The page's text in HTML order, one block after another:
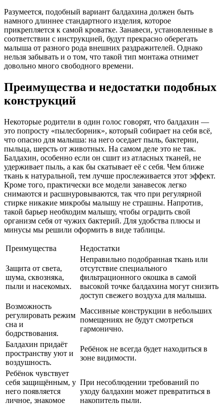
Разумеется, подобный вариант балдахина должен быть
намного длиннее стандартного изделия, которое
прикрепляется к самой кроватке. Занавеси, установленные в
соответствии с инструкцией, будут прекрасно оберегать
малыша от разного рода внешних раздражителей. Однако
нельзя забывать и о том, что такой тип монтажа отнимет
довольно много свободного времени.
Преимущества и недостатки подобных
конструкций
Некоторые родители в один голос говорят, что балдахин —
это попросту «пылесборник», который собирает на себя всё,
что опасно для малыша: на него оседает пыль, бактерии,
пыльца, шерсть от животных. На самом деле это не так.
Балдахин, особенно если он сшит из атласных тканей, не
удерживает пыль, а как бы скатывает её с себя. Чем ближе
ткань к натуральной, тем лучше прослеживается этот эффект.
Кроме того, практически все модели занавесок легко
снимаются и расшнуровываются, так что при регулярной
стирке никакие микробы малышу не страшны. Напротив,
такой барьер необходим малышу, чтобы оградить свой
организм себя от чужих бактерий. Для удобства плюсы и
минусы мы решили оформить в виде таблицы.
Преимущества Недостатки
Защита от света,
шума, сквозняка,
пыли и насекомых.
Неправильно подобранная ткань или
отсутствие специального
фильтрационного окошка в самой
высокой точке балдахина могут снизить
доступ свежего воздуха для малыша.
Возможность
регулировать режим
сна и
бодрствования.
Массивные конструкции в небольших
помещениях не будут смотреться
гармонично.
Балдахин придаёт
пространству уют и
воздушность.
Ребёнок не всегда будет находиться в
зоне видимости.
Ребёнок чувствует
себя защищённым, у
него появляется
личное, знакомое
При несоблюдении требований по
уходу балдахин может превратиться в
накопитель пыли.